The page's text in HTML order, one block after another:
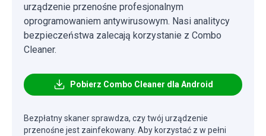
urządzenie przenośne profesjonalnym
oprogramowaniem antywirusowym. Nasi analitycy
bezpieczeństwa zalecają korzystanie z Combo
Cleaner.
Pobierz Combo Cleaner dla Android
Bezpłatny skaner sprawdza, czy twój urządzenie
przenośne jest zainfekowany. Aby korzystać z w pełni